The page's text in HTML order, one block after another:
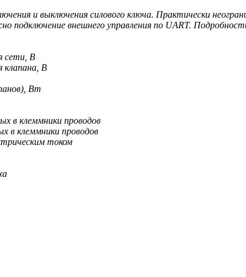
и выключения силового ключа. Практически
подключение внешнего управления по UART.
сети, В
клапана, В
Вт
в клеммники проводов
в клеммники проводов
током